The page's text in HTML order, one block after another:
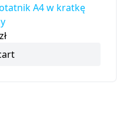
A4 w kratkę
zł